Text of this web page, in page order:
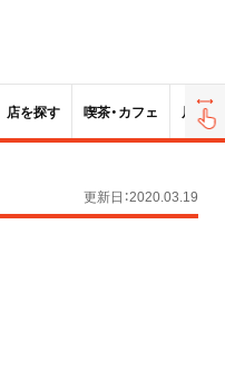
店を探す 喫茶・カフェ 居酒屋
更新日：2020.03.19